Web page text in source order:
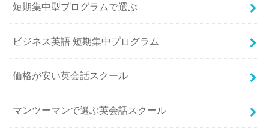
短期集中型プログラムで選ぶ
ビジネス英語 短期集中プログラム
価格が安い英会話スクール
マンツーマンで選ぶ英会話スクール